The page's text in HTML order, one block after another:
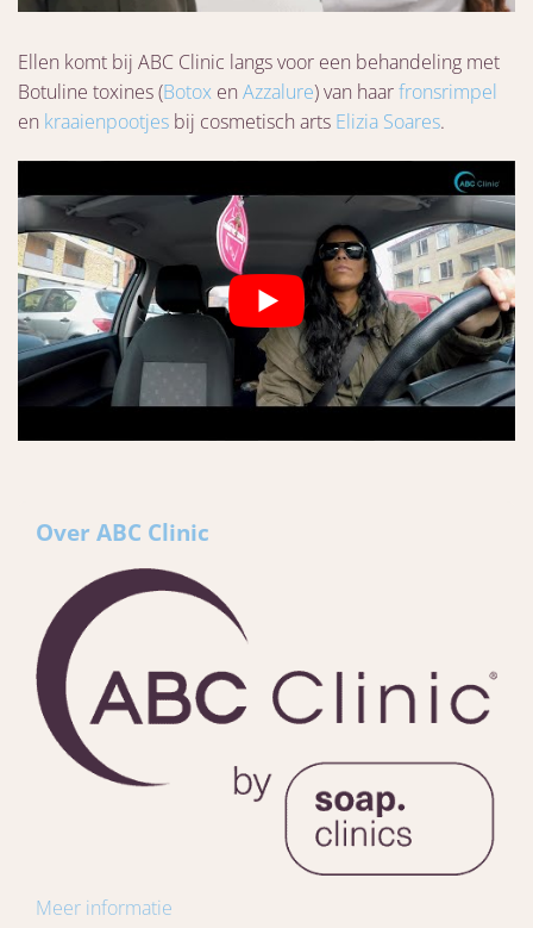
Ellen komt bij ABC Clinic langs voor een behandeling met
Botuline toxines (Botox en Azzalure) van haarfronsrimpel
en kraaienpootjes bij cosmetisch arts Elizia Soares.
Over ABC Clinic
Meer informatie